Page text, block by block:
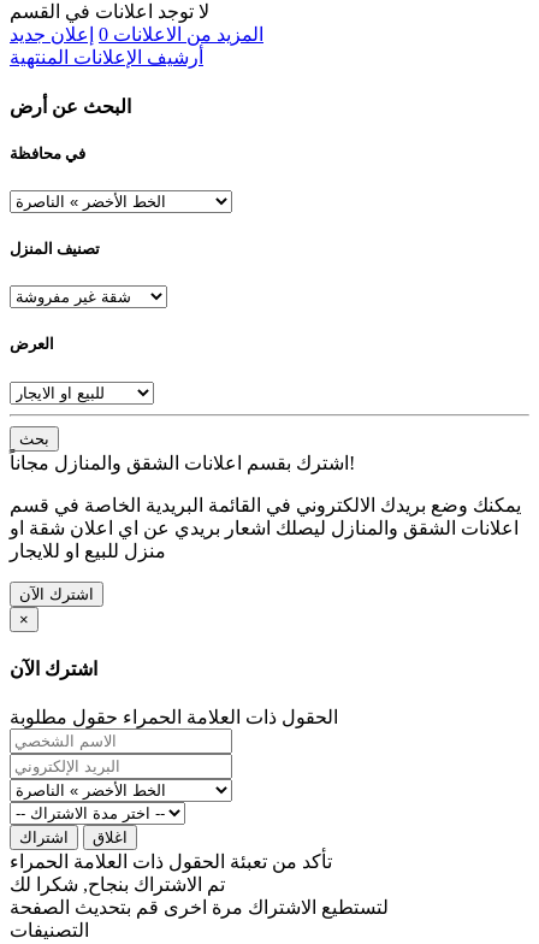
لا توجد اعلانات في القسم
المزيد من الاعلانات 0 إعلان جديد
أرشيف الإعلانات المنتهية
البحث عن أرض
في محافظة
تصنيف المنزل
العرض
بحث
اشترك بقسم اعلانات الشقق والمنازل مجاناً!
يمكنك وضع بريدك الالكتروني في القائمة البريدية الخاصة في قسم
اعلانات الشقق والمنازل ليصلك اشعار بريدي عن اي اعلان شقة او
منزل للبيع او للايجار
اشترك الآن
×
اشترك الآن
الحقول ذات العلامة الحمراء حقول مطلوبة
اشتراك اغلاق
تأكد من تعبئة الحقول ذات العلامة الحمراء
تم الاشتراك بنجاح, شكرا لك
لتستطيع الاشتراك مرة اخرى قم بتحديث الصفحة
التصنيفات